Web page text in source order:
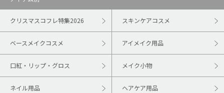
クリスマスコフレ特集2026 スキンケアコスメ
ベースメイクコスメ アイメイク用品
口紅・リップ・グロス メイク小物
ネイル用品 ヘアケア用品